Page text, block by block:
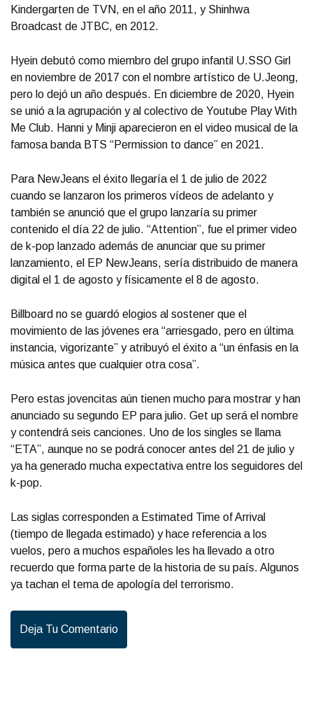
Kindergarten de TVN, en el año 2011, y Shinhwa
Broadcast de JTBC, en 2012.
Hyein debutó como miembro del grupo infantil U.SSO Girl
en noviembre de 2017 con el nombre artístico de U.Jeong,
pero lo dejó un año después. En diciembre de 2020, Hyein
se unió a la agrupación y al colectivo de Youtube Play With
Me Club. Hanni y Minji aparecieron en el video musical de la
famosa banda BTS “Permission to dance” en 2021.
Para NewJeans el éxito llegaría el 1 de julio de 2022
cuando se lanzaron los primeros vídeos de adelanto y
también se anunció que el grupo lanzaría su primer
contenido el día 22 de julio. “Attention”, fue el primer video
de k-pop lanzado además de anunciar que su primer
lanzamiento, el EP NewJeans, sería distribuido de manera
digital el 1 de agosto y físicamente el 8 de agosto.
Billboard no se guardó elogios al sostener que el
movimiento de las jóvenes era “arriesgado, pero en última
instancia, vigorizante” y atribuyó el éxito a “un énfasis en la
música antes que cualquier otra cosa”.
Pero estas jovencitas aún tienen mucho para mostrar y han
anunciado su segundo EP para julio. Get up será el nombre
y contendrá seis canciones. Uno de los singles se llama
“ETA”, aunque no se podrá conocer antes del 21 de julio y
ya ha generado mucha expectativa entre los seguidores del
k-pop.
Las siglas corresponden a Estimated Time of Arrival
(tiempo de llegada estimado) y hace referencia a los
vuelos, pero a muchos españoles les ha llevado a otro
recuerdo que forma parte de la historia de su país. Algunos
ya tachan el tema de apología del terrorismo.
Deja Tu Comentario